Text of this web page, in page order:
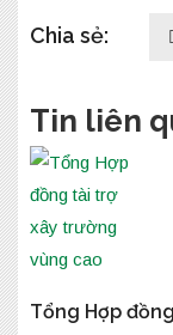
Chia sẻ:
Tin liên
Tổng Hợp